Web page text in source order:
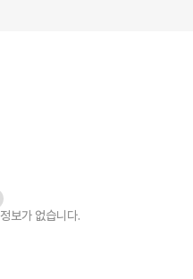
정보가 없습니다.